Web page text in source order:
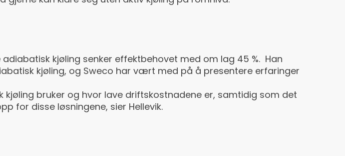
adiabatisk kjøling senker effektbehovet med om lag 45 %. Han
kjøling, og Sweco har vært med på å presentere erfaringer
bruker og hvor lave driftskostnadene er, samtidig som det
for disse løsningene, sier Hellevik.